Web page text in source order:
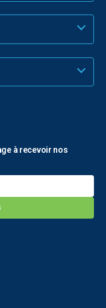
à recevoir nos